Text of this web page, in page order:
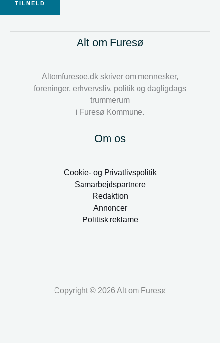
TILMELD
Alt om Furesø
Altomfuresoe.dk skriver om mennesker,
foreninger, erhvervsliv, politik og dagligdags
trummerum
i Furesø Kommune.
Om os
Cookie- og Privatlivspolitik
Samarbejdspartnere
Redaktion
Annoncer
Politisk reklame
Copyright © 2026 Alt om Furesø